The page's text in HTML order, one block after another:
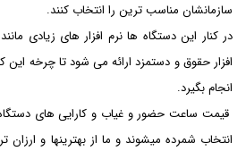
سازمانشان مناسب ترین را انتخاب کنند.
در کنار این دستگاه ها نرم افزار های زیادی
افزار حقوق و دستمزد ارائه می شود تا چرخه این
انجام بگیرد.
قیمت ساعت حضور و غیاب و کارایی های
انتخاب شمرده میشوند و ما از بهترینها و ارزان